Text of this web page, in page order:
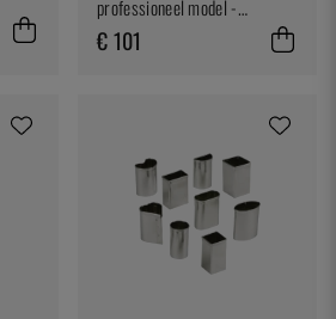
professioneel model -
Martellato
€ 101